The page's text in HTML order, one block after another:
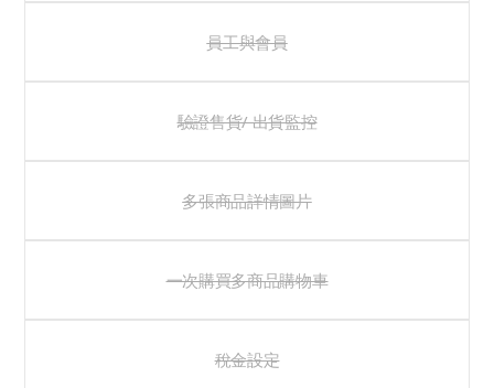
員工與會員
驗證售貨/ 出貨監控
多張商品詳情圖片
一次購買多商品購物車
稅金設定